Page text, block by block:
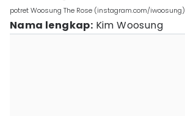
potret Woosung The Rose (instagram.com/iwoosung)
Nama lengkap: Kim Woosung